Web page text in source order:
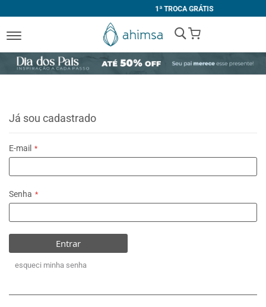
1ª TROCA GRÁTIS
My Cart
Já sou cadastrado
E-mail
Senha
Entrar
esqueci minha senha